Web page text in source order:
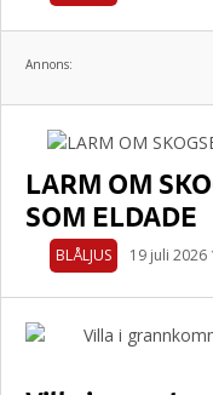
Annons:
LARM OM
SOM ELDADE
BLÅLJUS 19 juli 2026